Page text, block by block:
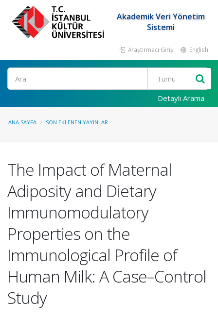
Akademik Veri Yönetim
Sistemi
Araştırmacı Girişi English
Ara
Detaylı Arama
ANA SAYFA SON EKLENEN YAYINLAR
The Impact of Maternal
Adiposity and Dietary
Immunomodulatory
Properties on the
Immunological Profile of
Human Milk: A Case–Control
Study